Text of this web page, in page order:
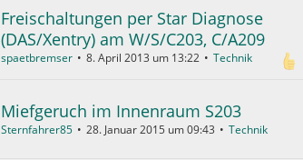
Freischaltungen per Star Diagnose
(DAS/Xentry) am W/S/C203, C/A209
spaetbremser 8. April 2013 um 13:22 Technik
Miefgeruch im Innenraum S203
Sternfahrer85 28. Januar 2015 um 09:43 Technik